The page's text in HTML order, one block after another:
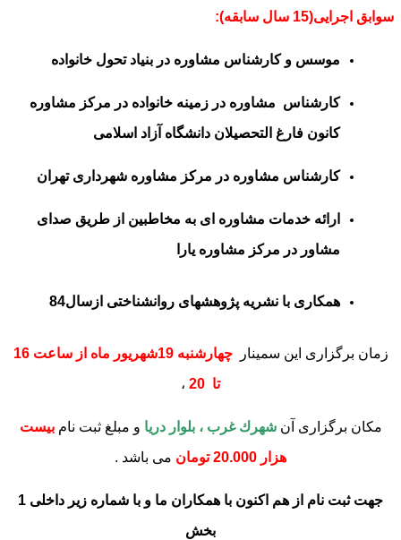
سوابق اجرایی(15 سال سابقه):
موسس و کارشناس مشاوره در بنیاد تحول خانواده
کارشناس مشاوره در زمینه خانواده در مرکز مشاوره
کانون فارغ التحصیلان دانشگاه آزاد اسلامی
کارشناس مشاوره در مرکز مشاوره شهرداری تهران
ارائه خدمات مشاوره ای به مخاطبین از طریق صدای
مشاور در مرکز مشاوره یارا
همکاری با نشریه پژوهشهای روانشناختی ازسال84
زمان برگزاری این سمینار
چهارشنبه 19شهریور ماه از ساعت 16
تا 20
،
مکان برگزاری آنشهرك غرب ، بلوار دريا و مبلغ ثبت نامبيست
هزار 20.000 تومان
می باشد .
جهت ثبت نام از هم اکنون با همکاران ما و با شماره زیر
داخلی 1
بخش